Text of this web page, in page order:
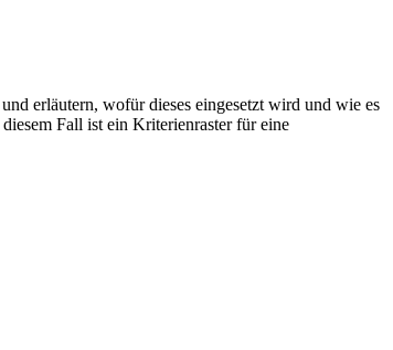
erläutern, wofür dieses eingesetzt wird und wie es
Fall ist ein Kriterienraster für eine